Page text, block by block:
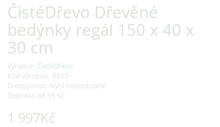
ČistéDřevo Dřevěné
bedýnky regál 150 x 40 x
30 cm
Výrobce: ČistéDřevo
Kód výrobku: R027
Dostupnost: Nyní nedostupné
Doprava od 59 Kč
1 997Kč